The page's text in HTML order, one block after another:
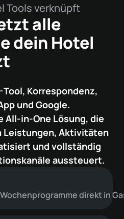
Tools verknüpft
alle
dein Hotel
Tool, Korrespondenz,
und Google.
All-in-One Lösung, die
Leistungen, Aktivitäten
und vollständig
aussteuert.
direkt in